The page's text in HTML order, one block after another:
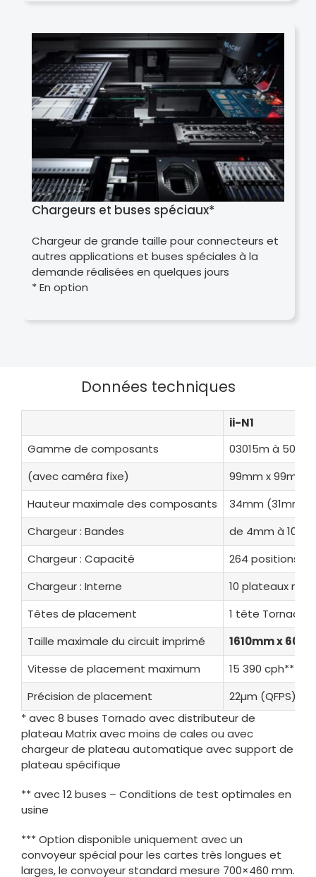
Chargeurs et buses spéciaux*
Chargeur de grande taille pour connecteurs et
autres applications et buses spéciales à la
demande réalisées en quelques jours
* En option
Données techniques
ii-N1
Gamme de composants
03015m à
(avec caméra fixe)
99mm x 99mm*
Hauteur maximale des composants
34mm (31mm
Chargeur : Bandes
de 4mm à
Chargeur : Capacité
264 positions x
Chargeur : Interne
10 plateaux
Têtes de placement
1 tête Tornado
Taille maximale du circuit imprimé
1610mm x
Vitesse de placement maximum
15 390 cph**
Précision de placement
22µm (QFPS) à
* avec 8 buses Tornado avec distributeur de
plateau Matrix avec moins de cales ou avec
chargeur de plateau automatique avec support de
plateau spécifique
** avec 12 buses – Conditions de test optimales en
usine
*** Option disponible uniquement avec un
convoyeur spécial pour les cartes très longues et
larges, le convoyeur standard mesure 700×460 mm.